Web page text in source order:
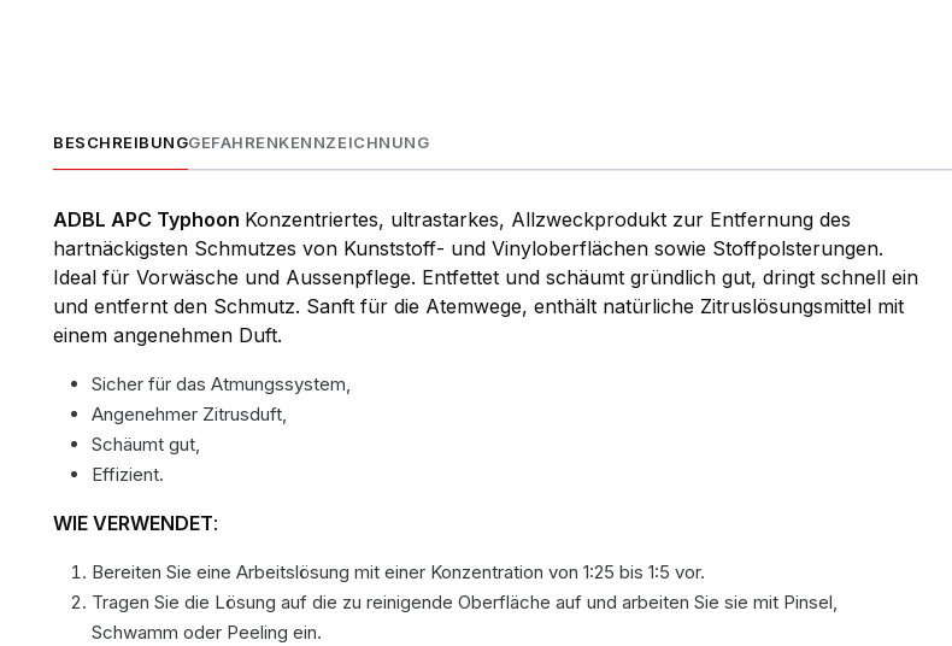
BESCHREIBUNGGEFAHRENKENNZEICHNUNG
ADBL APC Typhoon Konzentriertes, ultrastarkes, Allzweckprodukt zur Entfernung des
hartnäckigsten Schmutzes von Kunststoff- und Vinyloberflächen sowie Stoffpolsterungen.
Ideal für Vorwäsche und Aussenpflege. Entfettet und schäumt gründlich gut, dringt schnell ein
und entfernt den Schmutz. Sanft für die Atemwege, enthält natürliche Zitruslösungsmittel mit
einem angenehmen Duft.
Sicher für das Atmungssystem,
Angenehmer Zitrusduft,
Schäumt gut,
Effizient.
WIE VERWENDET:
Bereiten Sie eine Arbeitslösung mit einer Konzentration von 1:25 bis 1:5 vor.
Tragen Sie die Lösung auf die zu reinigende Oberfläche auf und arbeiten Sie sie mit Pinsel,
Schwamm oder Peeling ein.